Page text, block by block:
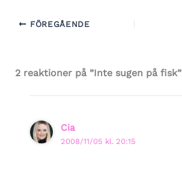
FÖREGÅENDE
2 reaktioner på ”Inte sugen på fisk”
Cia
2008/11/05 kl. 20:15